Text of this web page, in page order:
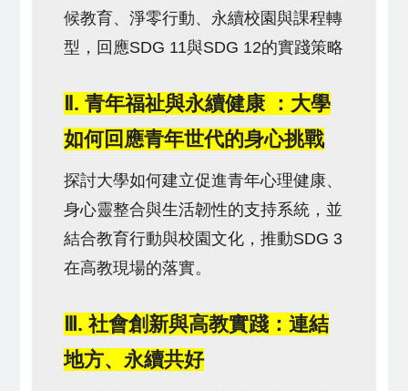
候教育、淨零行動、永續校園與課程轉
型，回應SDG 11與SDG 12的實踐策略
Ⅱ. 青年福祉與永續健康 ：大學
如何回應青年世代的身心挑戰
探討大學如何建立促進青年心理健康、
身心靈整合與生活韌性的支持系統，並
結合教育行動與校園文化，推動SDG 3
在高教現場的落實。
Ⅲ. 社會創新與高教實踐：連結
地方、永續共好